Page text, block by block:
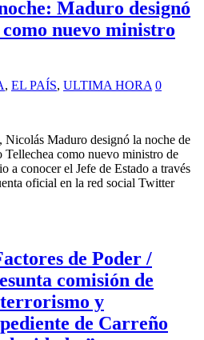
Maduro designó
nuevo ministro
, EL PAÍS, ULTIMA HORA 0
Nicolás Maduro designó la noche de
Tellechea como nuevo ministro de
a conocer el Jefe de Estado a través
oficial en la red social Twitter
de Poder /
comisión de
y
de Carreño